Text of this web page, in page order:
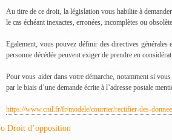
Au titre de ce droit, la législation vous habilite à
le cas échéant inexactes, erronées, incomplètes ou
Egalement, vous pouvez définir des directives générales
personne décédée peuvent exiger de prendre en
Pour vous aider dans votre démarche, notamment si
par le biais d’une demande écrite à l’adresse postale
https://www.cnil.fr/fr/modele/courrier/rectifier-des-
o Droit d’opposition